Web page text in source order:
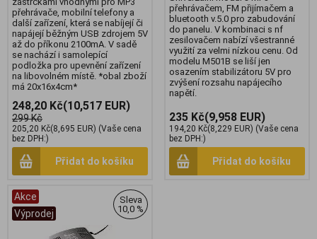
přehrávače, mobilní telefony a
další zařízení, která se nabíjejí či
napájejí běžným USB zdrojem 5V
až do příkonu 2100mA. V sadě
se nachází i samolepící
podložka pro upevnění zařízení
na libovolném místě. *obal zboží
má 20x16x4cm*
248,20 Kč(10,517 EUR)
299 Kč
205,20 Kč(8,695 EUR) (Vaše cena
bez DPH:)
Přidat do košíku
přehrávačem, FM přijímačem a
bluetooth v.5.0 pro zabudování
do panelu. V kombinaci s nf
zesilovačem nabízí všestranné
využití za velmi nízkou cenu. Od
modelu M501B se liší jen
osazením stabilizátoru 5V pro
zvýšení rozsahu napájecího
napětí.
235 Kč(9,958 EUR)
194,20 Kč(8,229 EUR) (Vaše cena
bez DPH:)
Přidat do košíku
Akce
Výprodej
Sleva
10,0 %